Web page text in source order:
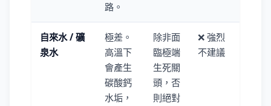
路。
自來水 / 礦
泉水
極差。
高溫下
會產生
碳酸鈣
水垢，
除非面
臨極端
生死關
頭，否
則絕對
❌ 強烈
不建議